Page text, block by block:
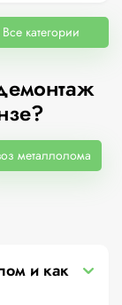
Все категории
металлолома
и как